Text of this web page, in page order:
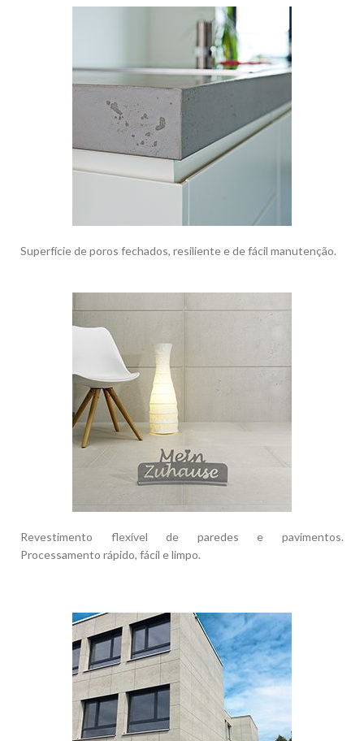
Superfície de poros fechados, resiliente e de fácil manutenção.
Revestimento flexível de paredes e pavimentos.
Processamento rápido, fácil e limpo.